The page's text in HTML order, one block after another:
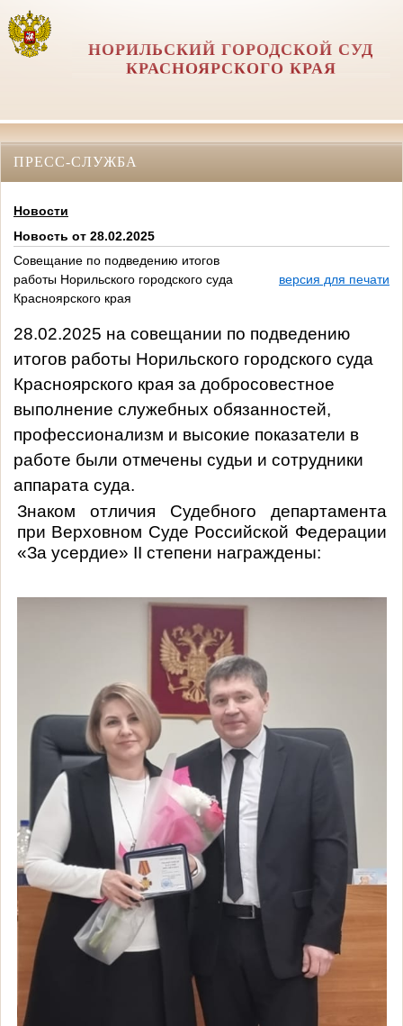
НОРИЛЬСКИЙ ГОРОДСКОЙ СУД
КРАСНОЯРСКОГО КРАЯ
ПРЕСС-СЛУЖБА
Новости
Новость от 28.02.2025
Совещание по подведению итогов
работы Норильского городского суда
Красноярского края
версия для печати
28.02.2025 на совещании по подведению
итогов работы Норильского городского суда
Красноярского края за добросовестное
выполнение служебных обязанностей,
профессионализм и высокие показатели в
работе были отмечены судьи и сотрудники
аппарата суда.
Знаком отличия Судебного департамента
при Верховном Суде Российской Федерации
«За усердие» II степени награждены: